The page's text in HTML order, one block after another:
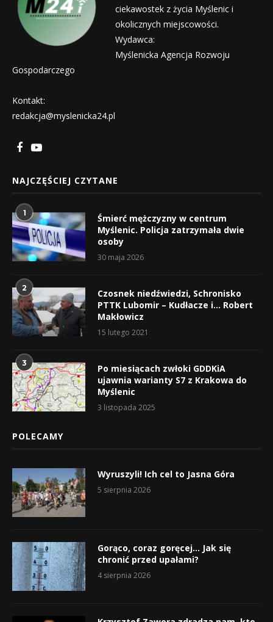
ciekawostek z życia Myślenic i
okolicznych miejscowości.
Wydawca:
Myślenicka Agencja Rozwoju
Gospodarczego
Kontakt:
redakcja@myslenicka24.pl
NAJCZĘŚCIEJ CZYTANE
1
Śmierć mężczyzny w centrum
Myślenic. Policja zatrzymała dwie
osoby
30 maja 2026
2
Czosnek niedźwiedzi, Schronisko
PTTK Lubomir – Kudłacze i… Robert
Makłowicz
15 lutego 2021
3
Po miesiącach zwłoki GDDKiA
ujawnia warianty S7 z Krakowa do
Myślenic
3 listopada 2025
POLECAMY
Wyruszyli! Ich cel to Jasna Góra
5 sierpnia 2026
Gorąco, coraz goręcej… Jak się
chronić przed upałami?
4 sierpnia 2026